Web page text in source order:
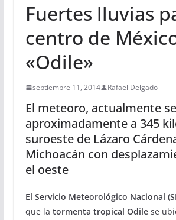
Fuertes lluvias
centro de
«Odile»
septiembre 11, 2014 Rafael Delgado
El meteoro, actualmente
aproximadamente a 345
suroeste de Lázaro
Michoacán con
el oeste
El Servicio Meteorológico Nacional
que la tormenta tropical Odilese